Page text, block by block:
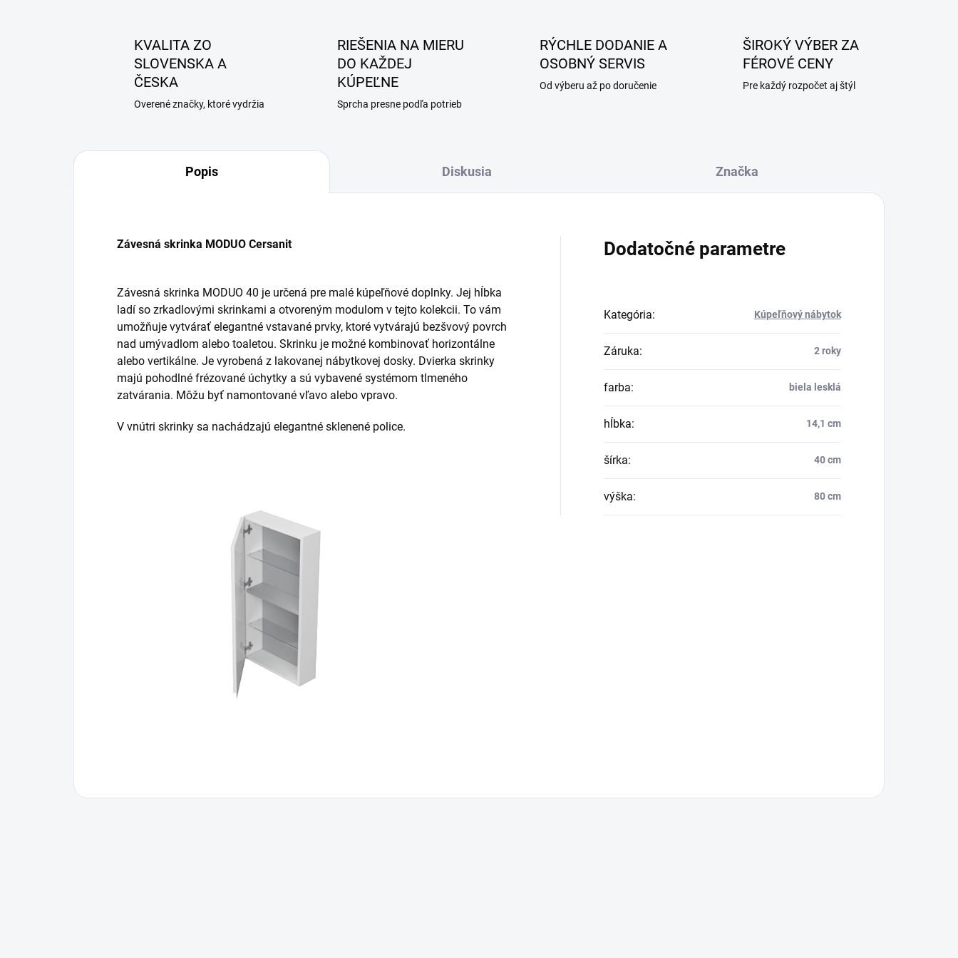
KVALITA ZO
SLOVENSKA A
ČESKA
Overené značky, ktoré vydržia
RIEŠENIA NA MIERU
DO KAŽDEJ
KÚPEĽNE
Sprcha presne podľa potrieb
RÝCHLE DODANIE A
OSOBNÝ SERVIS
Od výberu až po doručenie
ŠIROKÝ VÝBER ZA
FÉROVÉ CENY
Pre každý rozpočet aj štýl
Popis Diskusia Značka
Závesná skrinka MODUO Cersanit
Závesná skrinka MODUO 40 je určená pre malé kúpeľňové doplnky. Jej hĺbka
ladí so zrkadlovými skrinkami a otvoreným modulom v tejto kolekcii. To vám
umožňuje vytvárať elegantné vstavané prvky, ktoré vytvárajú bezšvový povrch
nad umývadlom alebo toaletou. Skrinku je možné kombinovať horizontálne
alebo vertikálne. Je vyrobená z lakovanej nábytkovej dosky. Dvierka skrinky
majú pohodlné frézované úchytky a sú vybavené systémom tlmeného
zatvárania. Môžu byť namontované vľavo alebo vpravo.
V vnútri skrinky sa nachádzajú elegantné sklenené police.
Dodatočné parametre
Kategória: Kúpeľňový nábytok
Záruka: 2 roky
farba: biela lesklá
hĺbka: 14,1 cm
šírka: 40 cm
výška: 80 cm